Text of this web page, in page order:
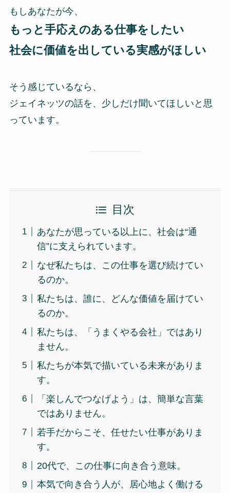
もしあなたが今、
もっと手応えのある仕事をしたい
社会に価値を出している実感がほしい
そう感じているなら、
ジェイネッツの話を、少しだけ聞いてほしいと思
っています。
目次
あなたが思っている以上に、社会は“通
信”に支えられています。
なぜ私たちは、この仕事を選び続けてい
るのか。
私たちは、誰に、どんな価値を届けてい
るのか。
私たちは、「うまくやる会社」ではあり
ません。
私たちが本気で描いている未来がありま
す。
「楽しんでつなげよう」は、簡単な言葉
ではありません。
若手だからこそ、任せたい仕事がありま
す。
20代で、この仕事に向き合う意味。
本気で向き合う人が、居心地よく働ける